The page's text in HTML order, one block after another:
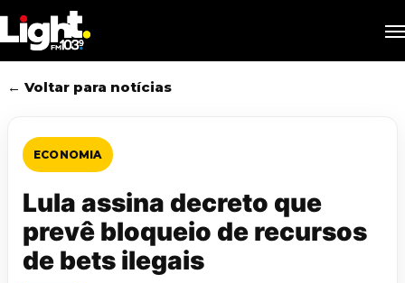
to
main
content
← Voltar para notícias
ECONOMIA
Lula assina decreto que
prevê bloqueio de recursos
de bets ilegais